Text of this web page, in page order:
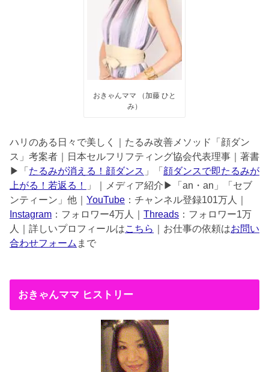
おきゃんママ （加藤 ひと
み）
ハリのある日々で美しく｜たるみ改善メソッド「顔ダン
ス」考案者｜日本セルフリフティング協会代表理事｜著書
▶︎「 たるみが消える！顔ダンス 」「 顔ダンスで即たるみが
上がる！若返る！
」｜メディア紹介▶︎「an・an」「セブ
ンティーン」他｜ YouTube ：チャンネル登録101万人｜
Instagram ：フォロワー4万人｜ Threads ：フォロワー1万
人｜詳しいプロフィールはこちら ｜お仕事の依頼はお問い
合わせフォーム まで
おきゃんママ ヒストリー